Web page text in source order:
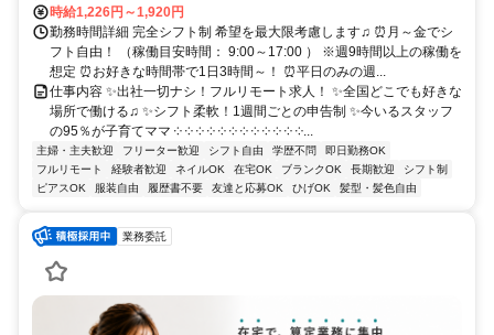
時給1,226円～1,920円
勤務時間詳細 完全シフト制 希望を最大限考慮します♫ ⏰月～金でシ
フト自由！ （稼働目安時間： 9:00～17:00 ） ※週9時間以上の稼働を
想定 ⏰お好きな時間帯で1日3時間～！ ⏰平日のみの週...
仕事内容 ✨出社一切ナシ！フルリモート求人！ ✨全国どこでも好きな
場所で働ける♫ ✨シフト柔軟！1週間ごとの申告制 ✨今いるスタッフ
の95％が子育てママ ༶ ༶ ༶ ༶ ༶ ༶ ༶ ༶ ༶ ༶ ༶ ༶...
主婦・主夫歓迎 フリーター歓迎 シフト自由 学歴不問
即日勤務OK
フルリモート
経験者歓迎 ネイルOK 在宅OK ブランクOK 長期歓迎
シフト制
ピアスOK
服装自由 履歴書不要 友達と応募OK ひげOK 髪型・髪色自由
業務委託